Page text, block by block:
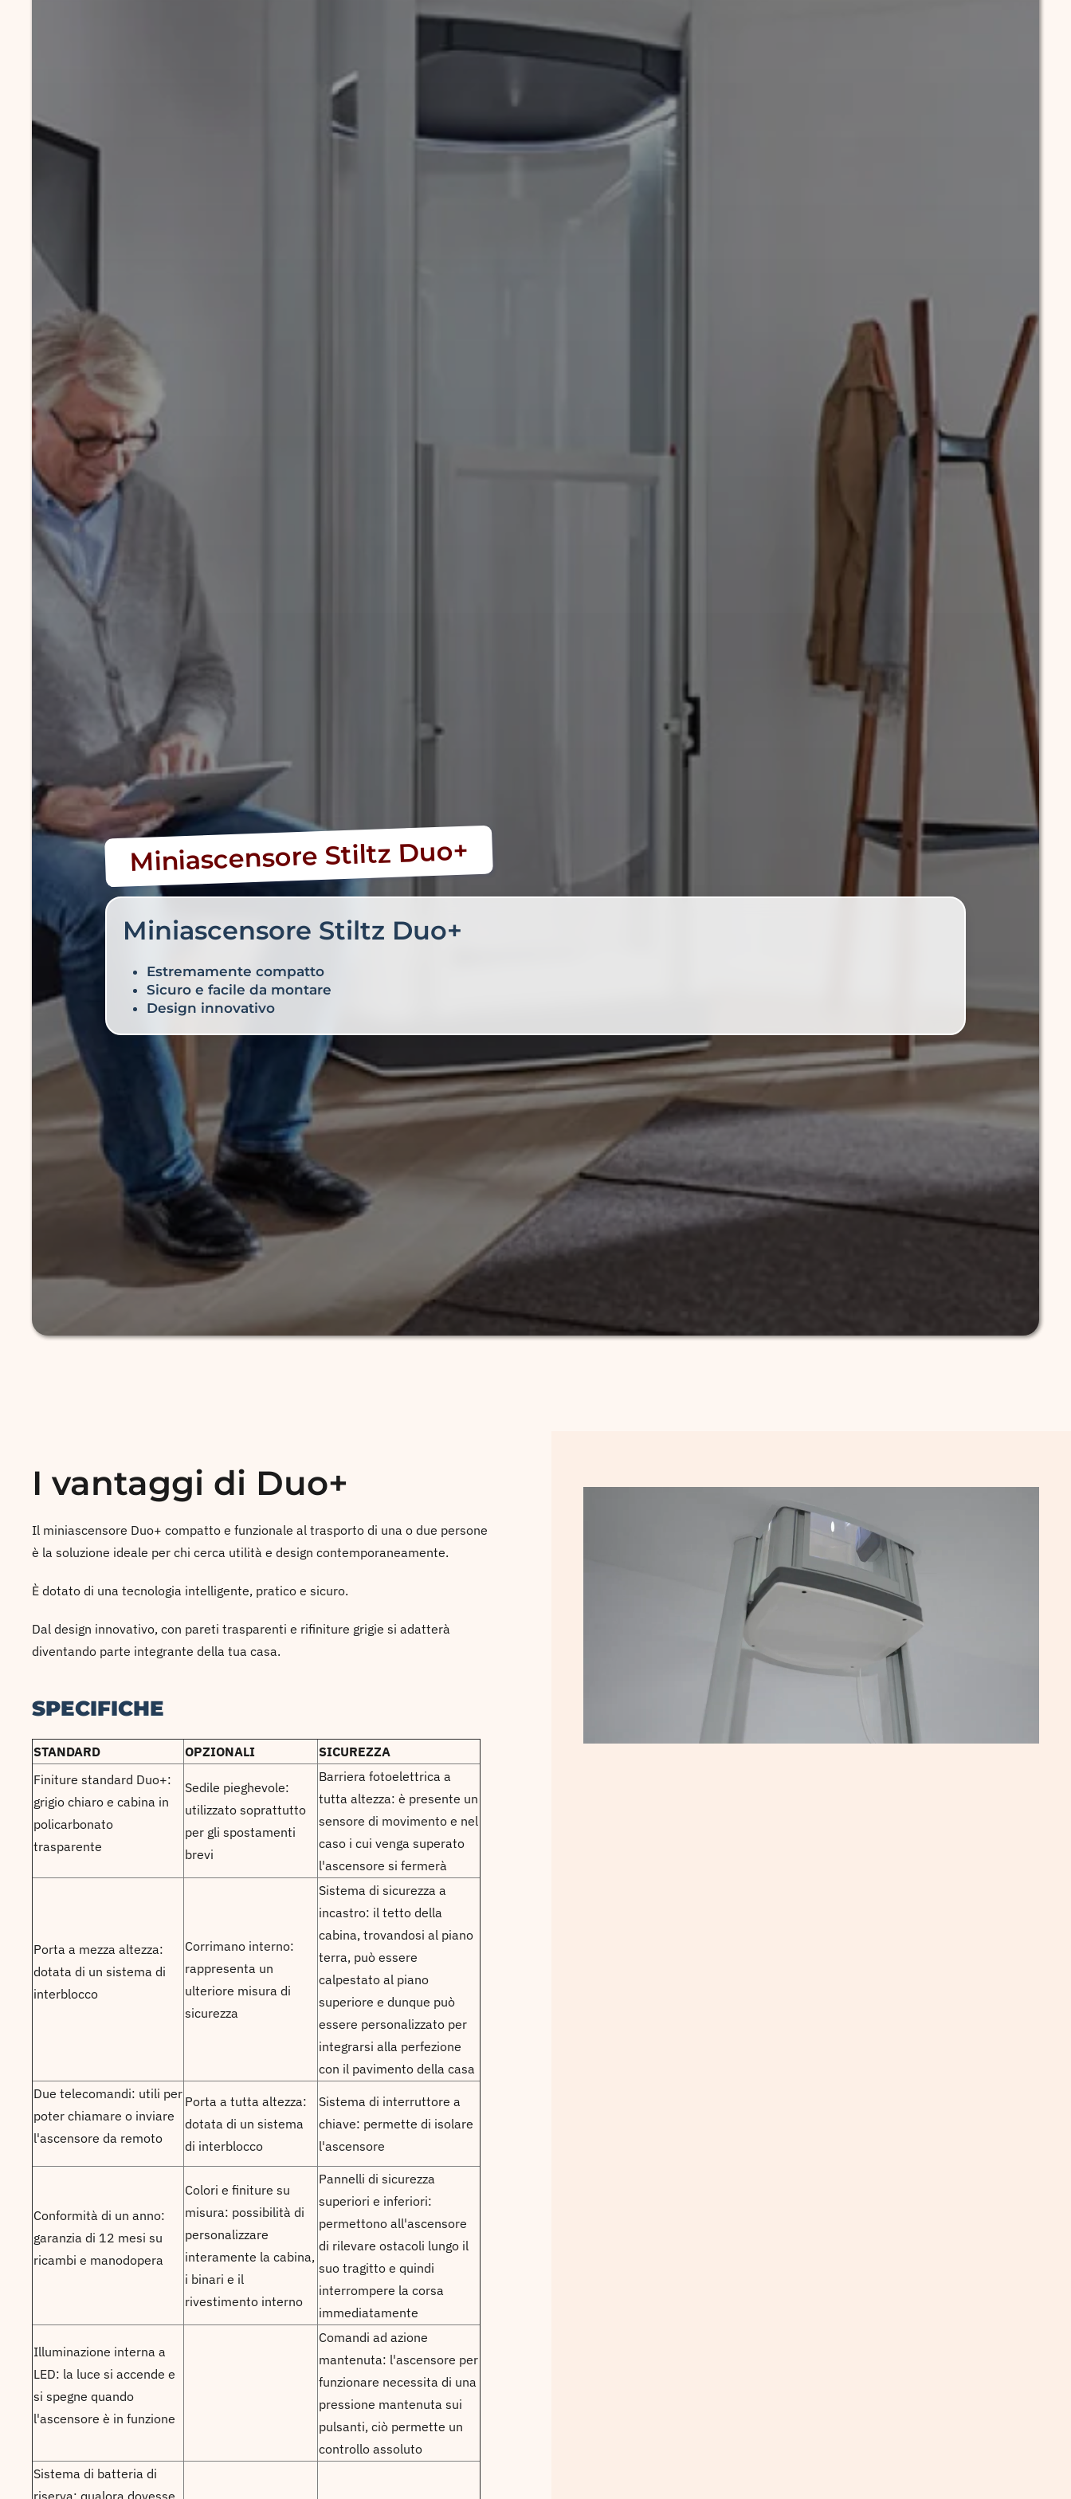
Miniascensore Stiltz Duo+
Miniascensore Stiltz Duo+
Estremamente compatto
Sicuro e facile da montare
Design innovativo
I vantaggi di Duo+
Il miniascensore Duo+ compatto e funzionale al trasporto di una o due persone
è la soluzione ideale per chi cerca utilità e design contemporaneamente.
È dotato di una tecnologia intelligente, pratico e sicuro.
Dal design innovativo, con pareti trasparenti e rifiniture grigie si adatterà
diventando parte integrante della tua casa.
SPECIFICHE
STANDARD OPZIONALI
SICUREZZA
Finiture standard Duo+:
grigio chiaro e cabina in
policarbonato
trasparente
Sedile pieghevole:
utilizzato soprattutto
per gli spostamenti
brevi
Barriera fotoelettrica a
tutta altezza: è presente un
sensore di movimento e nel
caso i cui venga superato
l'ascensore si fermerà
Porta a mezza altezza:
dotata di un sistema di
interblocco
Corrimano interno:
rappresenta un
ulteriore misura di
sicurezza
Sistema di sicurezza a
incastro: il tetto della
cabina, trovandosi al piano
terra, può essere
calpestato al piano
superiore e dunque può
essere personalizzato per
integrarsi alla perfezione
con il pavimento della casa
Due telecomandi: utili per
poter chiamare o inviare
l'ascensore da remoto
Porta a tutta altezza:
dotata di un sistema
di interblocco
Sistema di interruttore a
chiave: permette di isolare
l'ascensore
Conformità di un anno:
garanzia di 12 mesi su
ricambi e manodopera
Colori e finiture su
misura: possibilità di
personalizzare
interamente la cabina,
i binari e il
rivestimento interno
Pannelli di sicurezza
superiori e inferiori:
permettono all'ascensore
di rilevare ostacoli lungo il
suo tragitto e quindi
interrompere la corsa
immediatamente
Illuminazione interna a
LED: la luce si accende e
si spegne quando
l'ascensore è in funzione
Comandi ad azione
mantenuta: l'ascensore per
funzionare necessita di una
pressione mantenuta sui
pulsanti, ciò permette un
controllo assoluto
Sistema di batteria di
riserva: qualora dovesse